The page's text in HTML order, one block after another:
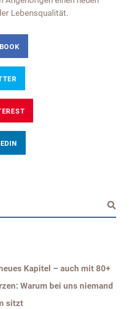
Lebensqualität.
Kapitel – auch mit 80+
Warum bei uns niemand
sitzt